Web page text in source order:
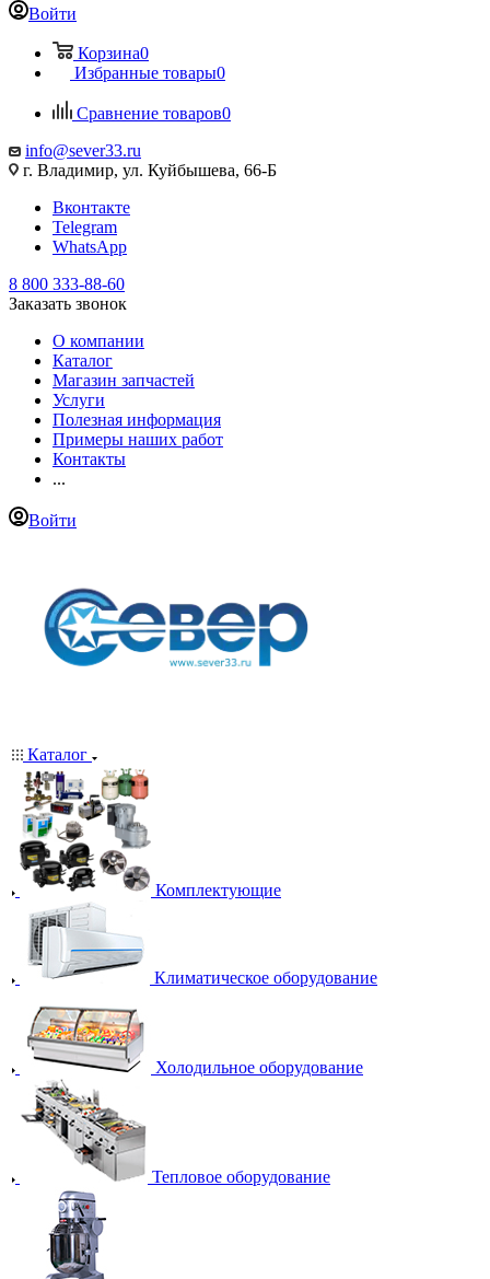
Войти
Корзина0
Избранные товары0
Сравнение товаров0
info@sever33.ru
г. Владимир, ул. Куйбышева, 66-Б
Вконтакте
Telegram
WhatsApp
8 800 333-88-60
Заказать звонок
О компании
Каталог
Магазин запчастей
Услуги
Полезная информация
Примеры наших работ
Контакты
...
Войти
Каталог
Комплектующие
Климатическое оборудование
Холодильное оборудование
Тепловое оборудование